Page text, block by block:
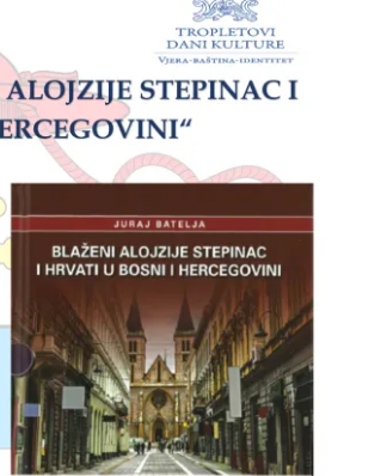
CNAK
Smrtovdan nadbiskupa Petra Čule